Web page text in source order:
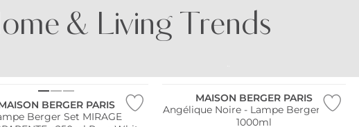
& Living Trends
BERGER PARIS
Berger Set MIRAGE
MAISON BERGER PARIS
Angélique Noire - Lampe Berger Duft
1000ml